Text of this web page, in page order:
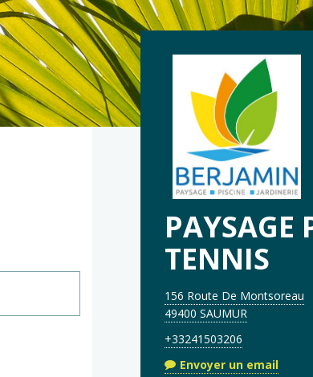
PAYSAGE
TENNIS
156 Route De Montsoreau
49400 SAUMUR
+33241503206
Envoyer un email